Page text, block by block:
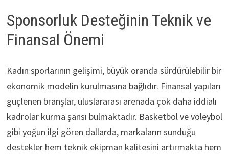
Sponsorluk Desteğinin Teknik ve
Finansal Önemi
Kadın sporlarının gelişimi, büyük oranda sürdürülebilir bir
ekonomik modelin kurulmasına bağlıdır. Finansal yapıları
güçlenen branşlar, uluslararası arenada çok daha iddialı
kadrolar kurma şansı bulmaktadır. Basketbol ve voleybol
gibi yoğun ilgi gören dallarda, markaların sunduğu
destekler hem teknik ekipman kalitesini artırmakta hem